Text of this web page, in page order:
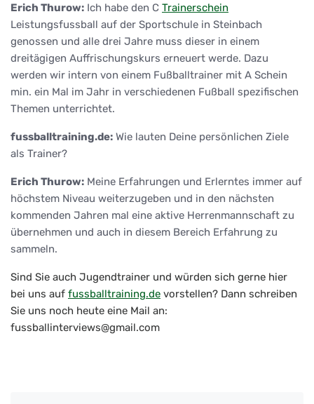
Erich Thurow: Ich habe den C Trainerschein
Leistungsfussball auf der Sportschule in Steinbach
genossen und alle drei Jahre muss dieser in einem
dreitägigen Auffrischungskurs erneuert werde. Dazu
werden wir intern von einem Fußballtrainer mit A Schein
min. ein Mal im Jahr in verschiedenen Fußball spezifischen
Themen unterrichtet.
fussballtraining.de: Wie lauten Deine persönlichen Ziele
als Trainer?
Erich Thurow: Meine Erfahrungen und Erlerntes immer auf
höchstem Niveau weiterzugeben und in den nächsten
kommenden Jahren mal eine aktive Herrenmannschaft zu
übernehmen und auch in diesem Bereich Erfahrung zu
sammeln.
Sind Sie auch Jugendtrainer und würden sich gerne hier
bei uns auf fussballtraining.de vorstellen? Dann schreiben
Sie uns noch heute eine Mail an:
fussballinterviews@gmail.com